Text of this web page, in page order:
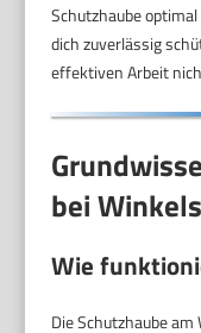
Schutzhaube
dich zuverlässig
effektiven Arbeit
bei
Wie
Die Schutzhaube